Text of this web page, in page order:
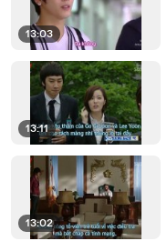
13:03
13:11
13:02